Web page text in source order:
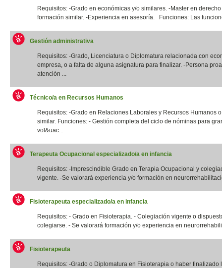
Requisitos: -Grado en económicas y/o similares. -Master en
formación similar. -Experiencia en asesoría. Funciones: Las
Gestión administrativa
Requisitos: -Grado, Licenciatura o Diplomatura relacionada con
empresa, o a falta de alguna asignatura para finalizar. -Persona
atención ...
Técnico/a en Recursos Humanos
Requisitos: -Grado en Relaciones Laborales y Recursos Humanos
similar. Funciones: - Gestión completa del ciclo de nóminas para
vol&uac...
Terapeuta Ocupacional especializado/a en infancia
Requisitos: -Imprescindible Grado en Terapia Ocupacional y
vigente. -Se valorará experiencia y/o formación en
Fisioterapeuta especializado/a en infancia
Requisitos: - Grado en Fisioterapia. - Colegiación vigente o
colegiarse. - Se valorará formación y/o experiencia en
Fisioterapeuta
Requisitos: -Grado o Diplomatura en Fisioterapia o haber finalizado